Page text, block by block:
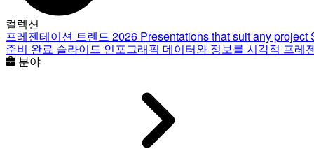
컬렉션
프레젠테이션 트렌드 2026 Presentations that suit any project
준비 완료 슬라이드 인포그래픽 데이터와 정보를 시각적 프레
분야